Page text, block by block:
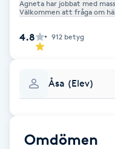
Fransförlängning
Fransförlängning
Fransförlängning Volym
Fransk manikyr
Agneta har jobbat med
Välkommen att fråga om
4.8 912 betyg
Åsa (Elev)
Omdömen